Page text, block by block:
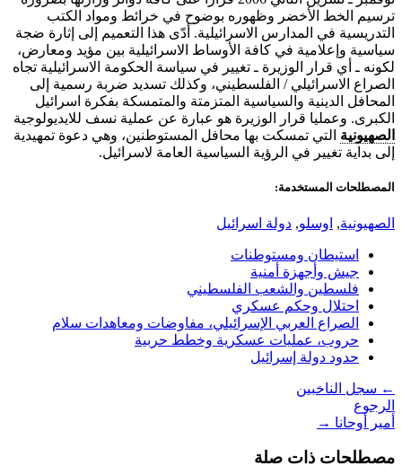
ترسيم الخط الأخضر وظهوره بوضوح في خرائط ومواد الكتب
التدريسية في المدارس الاسرائيلية. أدّى هذا التعميم إلى إثارة ضجة
سياسية وإعلامية في كافة الأوساط الاسرائيلية بين مؤيد ومعارض،
لكونه ـ أي قرار الوزيرة ـ تغيير في سياسة الحكومة الاسرائيلية تجاه
الصراع الاسرائيلي / الفلسطيني، وكذلك تسديد ضربة رسمية إلى
المحافل الدينية والسياسية المتزمتة والمتمسكة بفكرة اسرائيل
الكبرى. وعمليا قرار الوزيرة هو عبارة عن عملية نسف للايديولوجية
الصهيونية التي تمسكت بها محافل المستوطنين، وهي دعوة تمهيدية
إلى بداية تغيير في الرؤية السياسية العامة لاسرائيل.
المصطلحات المستخدمة:
الصهيونية, اوسلو, دولة اسرائيل
استيطان ومستوطنات
جيش وأجهزة أمنية
فلسطين والشعب الفلسطيني
احتلال وحكم عسكري
الصراع العربي الإسرائيلي، مفاوضات ومعاهدات سلام
حروب، عمليات عسكرية وخطط حربية
حدود دولة إسرائيل
← سجل الناخبين
الرجوع
أمير أوحانا →
مصطلحات ذات صلة